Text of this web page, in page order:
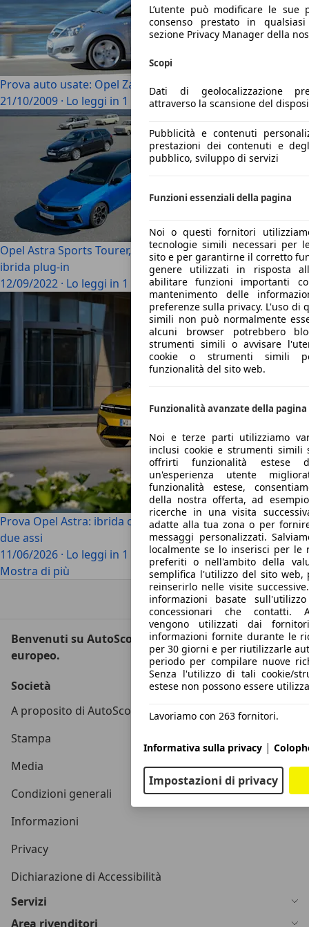
Prova auto usate: Opel Zafira – Opel Zafira
21/10/2009 · Lo leggi in 1 minuti
Opel Astra Sports Tourer, la wagon compatta è anche
ibrida plug-in
12/09/2022 · Lo leggi in 1 minuti
Prova Opel Astra: ibrida o Diesel? La compatta tedesca cala
due assi
11/06/2026 · Lo leggi in 1 minuti
Mostra di più
Torna su
Benvenuti su AutoScout24, il mercato auto
europeo.
Società
A proposito di AutoScout24
Stampa
Media
Condizioni generali
Informazioni
Privacy
Dichiarazione di Accessibilità
Servizi
Area rivenditori
L’utente può modificare le sue
consenso prestato in
sezione Privacy Manager della
Scopi
Dati di geolocalizzazione
attraverso la scansione del
Pubblicità e contenuti
prestazioni dei contenuti e
pubblico, sviluppo di servizi
Funzioni essenziali della pagina
Noi o questi fornitori
tecnologie simili necessari per
sito e per garantirne il corretto
genere utilizzati in risposta
abilitare funzioni importanti
mantenimento delle
preferenze sulla privacy. L'uso di
simili non può normalmente
alcuni browser potrebbero
strumenti simili o avvisare
cookie o strumenti simili
funzionalità del sito web.
Funzionalità avanzate della pagina
Noi e terze parti utilizziamo
inclusi cookie e strumenti
offrirti funzionalità
un'esperienza utente
funzionalità estese,
della nostra offerta, ad
ricerche in una visita
adatte alla tua zona o per
messaggi personalizzati.
localmente se lo inserisci per le
preferiti o nell'ambito della
semplifica l'utilizzo del sito web,
reinserirlo nelle visite
informazioni basate
concessionari che contatti.
vengono utilizzati dai
informazioni fornite durante le
per 30 giorni e per riutilizzarle
periodo per compilare nuove
Senza l'utilizzo di tali cookie/
estese non possono essere
Lavoriamo con 263 fornitori.
Informativa sulla privacy |
Impostazioni di privacy